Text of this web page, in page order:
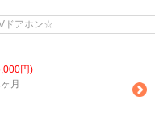
ドアホン☆
円)
月